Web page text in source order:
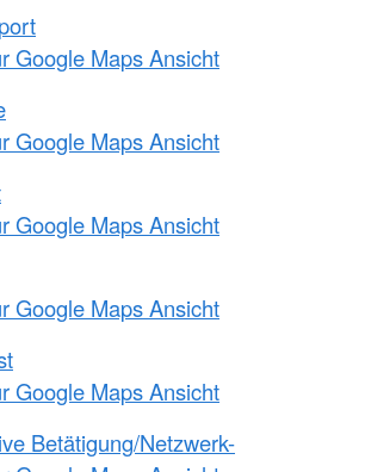
Google Maps Ansicht
Google Maps Ansicht
Google Maps Ansicht
Google Maps Ansicht
Google Maps Ansicht
Betätigung/Netzwerk-